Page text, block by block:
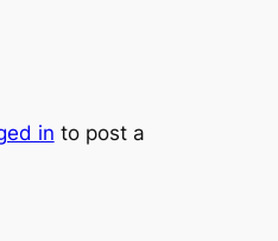
in to post a